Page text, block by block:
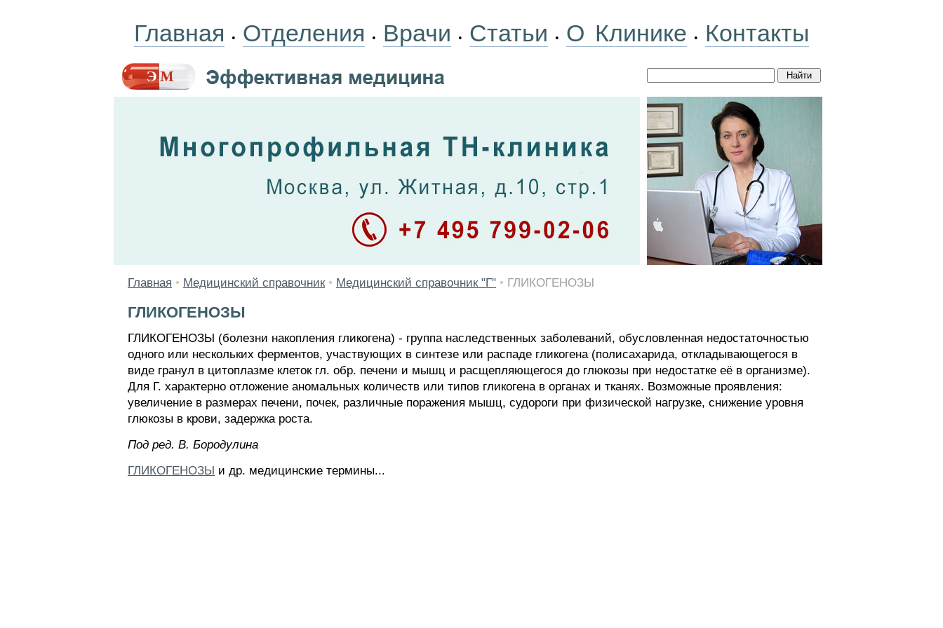
Главная • Отделения • Врачи • Статьи • О Клинике • Контакты
Главная • Медицинский справочник • Медицинский справочник "Г" • ГЛИКОГЕНОЗЫ
ГЛИКОГЕНОЗЫ
ГЛИКОГЕНОЗЫ (болезни накопления гликогена) - группа наследственных заболеваний, обусловленная недостаточностью
одного или нескольких ферментов, участвующих в синтезе или распаде гликогена (полисахарида, откладывающегося в
виде гранул в цитоплазме клеток гл. обр. печени и мышц и расщепляющегося до глюкозы при недостатке её в организме).
Для Г. характерно отложение аномальных количеств или типов гликогена в органах и тканях. Возможные проявления:
увеличение в размерах печени, почек, различные поражения мышц, судороги при физической нагрузке, снижение уровня
глюкозы в крови, задержка роста.
Пoд peд. B. Бopoдyлинa
ГЛИКОГЕНОЗЫ и др. медицинские термины...